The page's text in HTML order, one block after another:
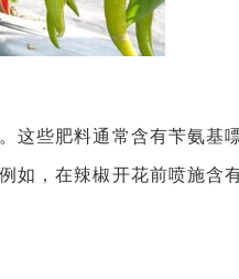
些肥料通常含有苄氨基
如，在辣椒开花前喷施含